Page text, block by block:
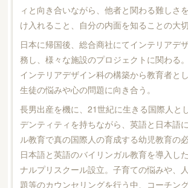
ィと向き合いながら、他者と関わる難しさ
け入れること、自分の内面を知ることの大切
日本に帰国後、総合商社にてインテリアデ
務し、様々な施設のプロジェクトに関わる
インテリアデザイン科の構築から教育者と
生徒の悩みや心の問題に向き合う。
長男出産を機に、21世紀に生きる国際人と
デンティティを持ちながら、英語と日本語
ル教育で真の国際人の育成する幼児教育の必
日本語と英語のバイリンガル教育を導入し
ナルプリスクール設立。子育ての悩みや、
題等のカウンセリングを行う中、コーチン